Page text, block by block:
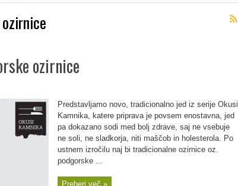
ozirnice
Predstavljamo novo, tradicionalno jed iz serije Okusi
Kamnika, katere priprava je povsem enostavna, jed
pa dokazano sodi med bolj zdrave, saj ne vsebuje
ne soli, ne sladkorja, niti maščob in holesterola. Po
ustnem izročilu naj bi tradicionalne ozirnice oz.
podgorske ...
Preberi več »